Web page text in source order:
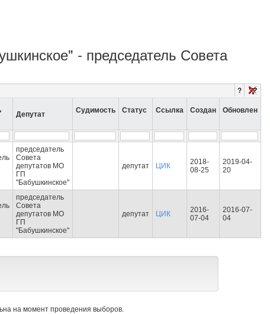
- председатель Совета
?
Депутат Судимость Статус Ссылка Создан Обновлен
председатель
Совета
депутатов МО
ГП
"Бабушкинское"
депутат ЦИК
2018-
08-25
2019-04-
20
председатель
Совета
депутатов МО
ГП
"Бабушкинское"
депутат ЦИК
2016-
07-04
2016-07-
04
на момент проведения выборов.